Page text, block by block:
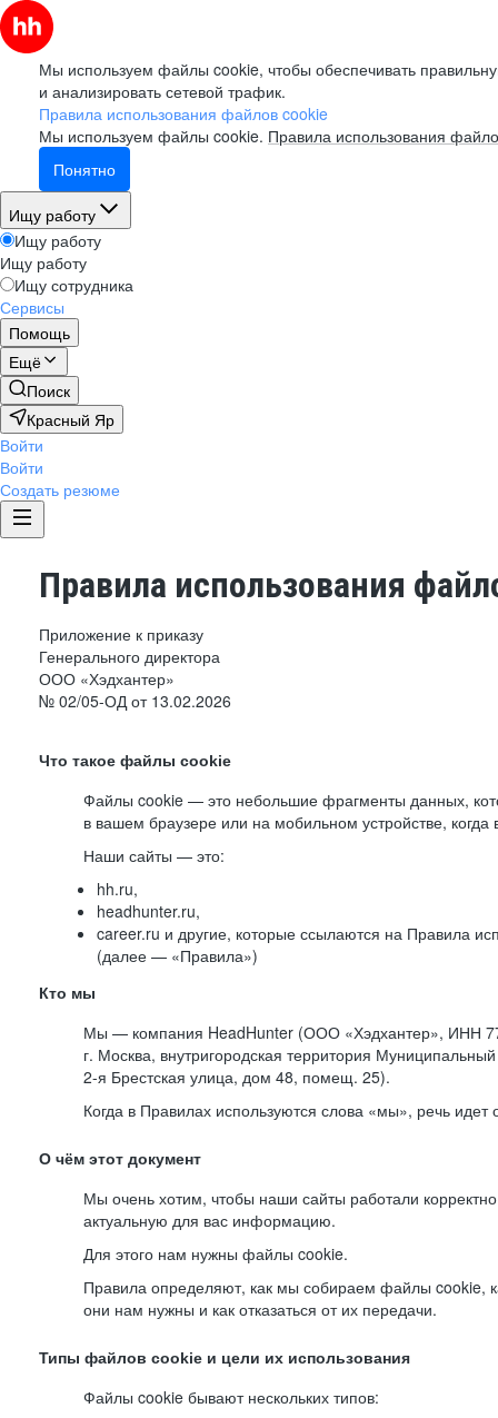
Мы используем файлы cookie, чтобы обеспечивать
и анализировать сетевой трафик.
Правила использования файлов cookie
Мы используем файлы cookie. Правила использования
Понятно
Ищу работу
Ищу работу
Ищу работу
Ищу сотрудника
Сервисы
Помощь
Ещё
Поиск
Красный Яр
Войти
Войти
Создать резюме
Правила использования
Приложение к приказу
Генерального директора
ООО «Хэдхантер»
№ 02/05-ОД от 13.02.2026
Что такое файлы cookie
Файлы cookie — это небольшие фрагменты данных,
в вашем браузере или на мобильном устройстве,
Наши сайты — это:
hh.ru,
headhunter.ru,
career.ru и другие, которые ссылаются на Правила
(далее — «Правила»)
Кто мы
Мы — компания HeadHunter (ООО «Хэдхантер», ИНН
г. Москва, внутригородская территория Муниципальный
2-я Брестская улица, дом 48, помещ. 25).
Когда в Правилах используются слова «мы», речь
О чём этот документ
Мы очень хотим, чтобы наши сайты работали
актуальную для вас информацию.
Для этого нам нужны файлы cookie.
Правила определяют, как мы собираем файлы cookie,
они нам нужны и как отказаться от их передачи.
Типы файлов cookie и цели их использования
Файлы cookie бывают нескольких типов: